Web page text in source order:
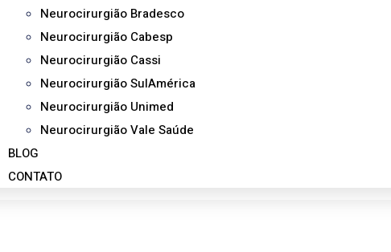
Neurocirurgião Bradesco
Neurocirurgião Cabesp
Neurocirurgião Cassi
Neurocirurgião SulAmérica
Neurocirurgião Unimed
Neurocirurgião Vale Saúde
BLOG
CONTATO